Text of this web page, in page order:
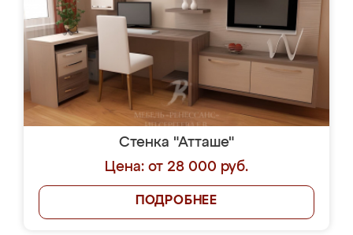
Стенка "Атташе"
Цена: от 28 000 руб.
ПОДРОБНЕЕ